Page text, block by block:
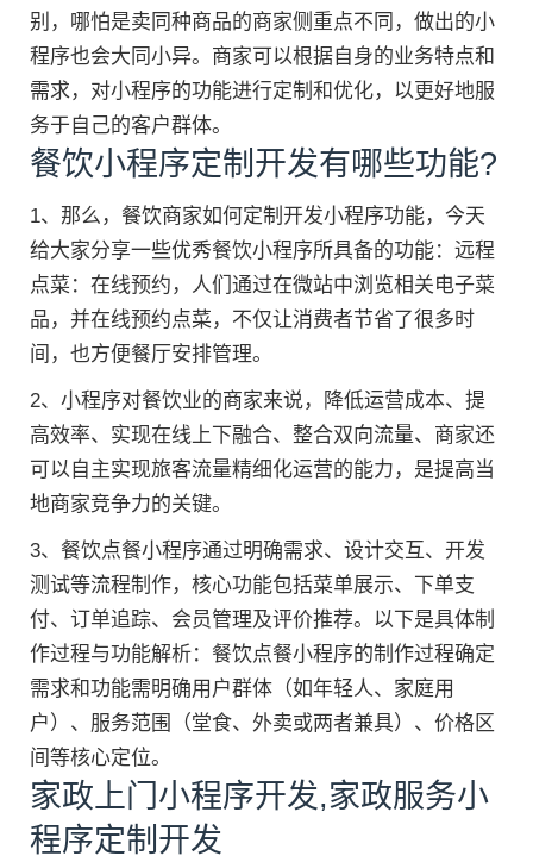
别，哪怕是卖同种商品的商家侧重点不同，做出的小
程序也会大同小异。商家可以根据自身的业务特点和
需求，对小程序的功能进行定制和优化，以更好地服
务于自己的客户群体。
餐饮小程序定制开发有哪些功能?
1、那么，餐饮商家如何定制开发小程序功能，今天
给大家分享一些优秀餐饮小程序所具备的功能：远程
点菜：在线预约，人们通过在微站中浏览相关电子菜
品，并在线预约点菜，不仅让消费者节省了很多时
间，也方便餐厅安排管理。
2、小程序对餐饮业的商家来说，降低运营成本、提
高效率、实现在线上下融合、整合双向流量、商家还
可以自主实现旅客流量精细化运营的能力，是提高当
地商家竞争力的关键。
3、餐饮点餐小程序通过明确需求、设计交互、开发
测试等流程制作，核心功能包括菜单展示、下单支
付、订单追踪、会员管理及评价推荐。以下是具体制
作过程与功能解析：餐饮点餐小程序的制作过程确定
需求和功能需明确用户群体（如年轻人、家庭用
户）、服务范围（堂食、外卖或两者兼具）、价格区
间等核心定位。
家政上门小程序开发,家政服务小
程序定制开发